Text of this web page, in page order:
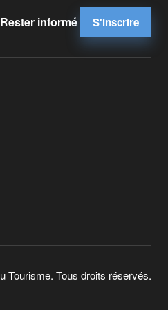
Rester informé S'inscrire
Tourisme. Tous droits réservés.